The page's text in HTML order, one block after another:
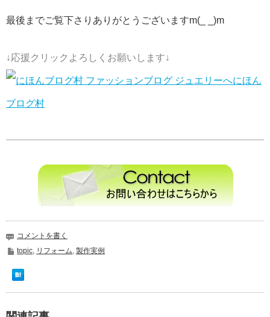
最後までご覧下さりありがとうございますm(_ _)m
↓応援クリックよろしくお願いします↓
にほん
ブログ村
コメントを書く
topic, リフォーム, 製作実例